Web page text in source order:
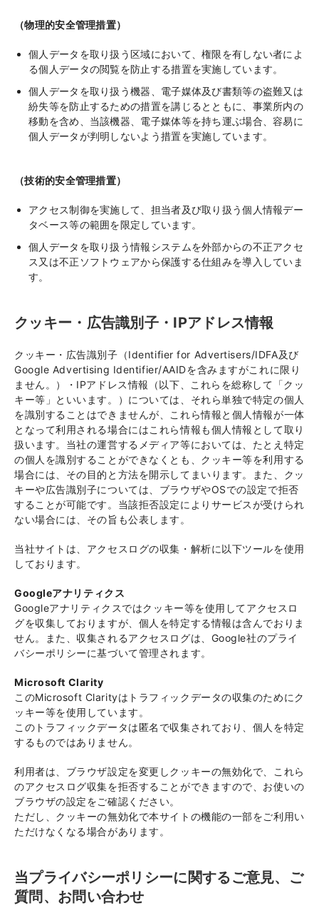
（物理的安全管理措置）
個人データを取り扱う区域において、権限を有しない者によ
る個人データの閲覧を防止する措置を実施しています。
個人データを取り扱う機器、電子媒体及び書類等の盗難又は
紛失等を防止するための措置を講じるとともに、事業所内の
移動を含め、当該機器、電子媒体等を持ち運ぶ場合、容易に
個人データが判明しないよう措置を実施しています。
（技術的安全管理措置）
アクセス制御を実施して、担当者及び取り扱う個人情報デー
タベース等の範囲を限定しています。
個人データを取り扱う情報システムを外部からの不正アクセ
ス又は不正ソフトウェアから保護する仕組みを導入していま
す。
クッキー・広告識別子・IPアドレス情報
クッキー・広告識別子（Identifier for Advertisers/IDFA及び
Google Advertising Identifier/AAIDを含みますがこれに限り
ません。）・IPアドレス情報（以下、これらを総称して「クッ
キー等」といいます。）については、それら単独で特定の個人
を識別することはできませんが、これら情報と個人情報が一体
となって利用される場合にはこれら情報も個人情報として取り
扱います。当社の運営するメディア等においては、たとえ特定
の個人を識別することができなくとも、クッキー等を利用する
場合には、その目的と方法を開示してまいります。また、クッ
キーや広告識別子については、ブラウザやOSでの設定で拒否
することが可能です。当該拒否設定によりサービスが受けられ
ない場合には、その旨も公表します。
当社サイトは、アクセスログの収集・解析に以下ツールを使用
しております。
Googleアナリティクス
Googleアナリティクスではクッキー等を使用してアクセスロ
グを収集しておりますが、個人を特定する情報は含んでおりま
せん。また、収集されるアクセスログは、Google社のプライ
バシーポリシーに基づいて管理されます。
Microsoft Clarity
このMicrosoft Clarityはトラフィックデータの収集のためにク
ッキー等を使用しています。
このトラフィックデータは匿名で収集されており、個人を特定
するものではありません。
利用者は、ブラウザ設定を変更しクッキーの無効化で、これら
のアクセスログ収集を拒否することができますので、お使いの
ブラウザの設定をご確認ください。
ただし、クッキーの無効化で本サイトの機能の一部をご利用い
ただけなくなる場合があります。
当プライバシーポリシーに関するご意見、ご
質問、お問い合わせ